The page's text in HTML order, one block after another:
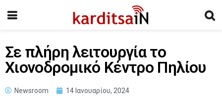
Σε πλήρη λειτουργία το
Χιονοδρομικό Κέντρο Πηλίου
Newsroom 14 Ιανουαρίου, 2024